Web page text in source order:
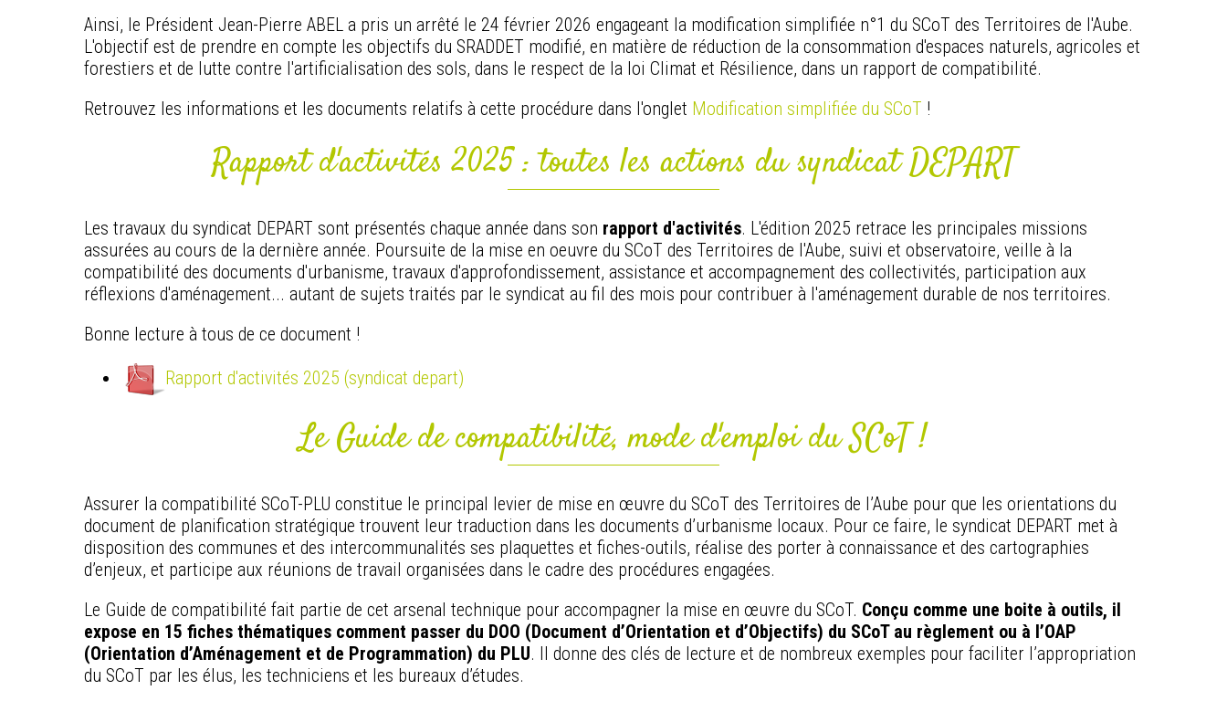
Ainsi, le Président Jean-Pierre ABEL a pris un arrêté le 24 février 2026 engageant la modification simplifiée n°1 du SCoT des Territoires de l'Aube.
L'objectif est de prendre en compte les objectifs du SRADDET modifié, en matière de réduction de la consommation d'espaces naturels, agricoles et
forestiers et de lutte contre l'artificialisation des sols, dans le respect de la loi Climat et Résilience, dans un rapport de compatibilité.
Retrouvez les informations et les documents relatifs à cette procédure dans l'onglet Modification simplifiée du SCoT !
Rapport d'activités 2025 : toutes les actions du syndicat DEPART
Les travaux du syndicat DEPART sont présentés chaque année dans son rapport d'activités. L'édition 2025 retrace les principales missions
assurées au cours de la dernière année. Poursuite de la mise en oeuvre du SCoT des Territoires de l'Aube, suivi et observatoire, veille à la
compatibilité des documents d'urbanisme, travaux d'approfondissement, assistance et accompagnement des collectivités, participation aux
réflexions d'aménagement... autant de sujets traités par le syndicat au fil des mois pour contribuer à l'aménagement durable de nos territoires.
Bonne lecture à tous de ce document !
Rapport d'activités 2025 (syndicat depart)
Le Guide de compatibilité, mode d'emploi du SCoT !
Assurer la compatibilité SCoT-PLU constitue le principal levier de mise en œuvre du SCoT des Territoires de l’Aube pour que les orientations du
document de planification stratégique trouvent leur traduction dans les documents d’urbanisme locaux. Pour ce faire, le syndicat DEPART met à
disposition des communes et des intercommunalités ses plaquettes et fiches-outils, réalise des porter à connaissance et des cartographies
d’enjeux, et participe aux réunions de travail organisées dans le cadre des procédures engagées.
Le Guide de compatibilité fait partie de cet arsenal technique pour accompagner la mise en œuvre du SCoT. Conçu comme une boite à outils, il
expose en 15 fiches thématiques comment passer du DOO (Document d’Orientation et d’Objectifs) du SCoT au règlement ou à l’OAP
(Orientation d’Aménagement et de Programmation) du PLU. Il donne des clés de lecture et de nombreux exemples pour faciliter l’appropriation
du SCoT par les élus, les techniciens et les bureaux d’études.